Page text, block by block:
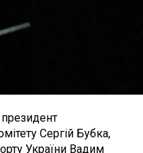
Сергій Бубка,
України Вадим